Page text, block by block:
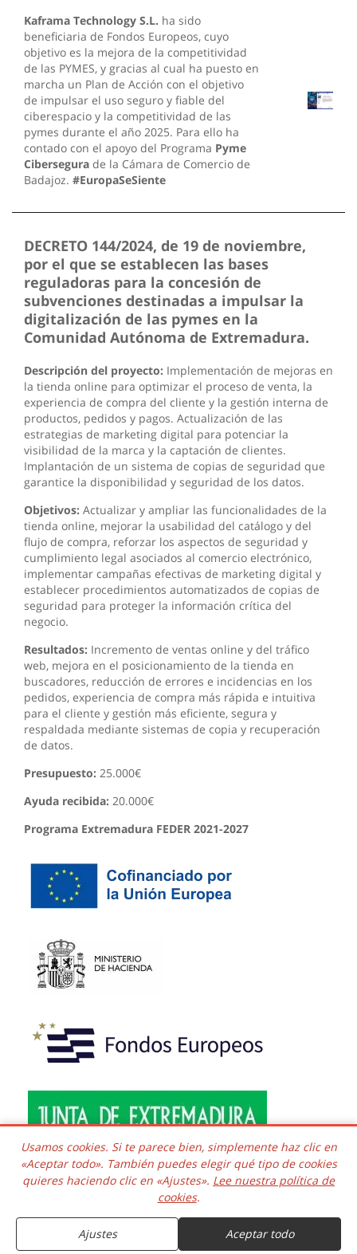
Kaframa Technology S.L. ha sido
beneficiaria de Fondos Europeos, cuyo
objetivo es la mejora de la competitividad
de las PYMES, y gracias al cual ha puesto en
marcha un Plan de Acción con el objetivo
de impulsar el uso seguro y fiable del
ciberespacio y la competitividad de las
pymes durante el año 2025. Para ello ha
contado con el apoyo del Programa Pyme
Cibersegura de la Cámara de Comercio de
Badajoz. #EuropaSeSiente
DECRETO 144/2024, de 19 de noviembre,
por el que se establecen las bases
reguladoras para la concesión de
subvenciones destinadas a impulsar la
digitalización de las pymes en la
Comunidad Autónoma de Extremadura.
Descripción del proyecto: Implementación de mejoras en
la tienda online para optimizar el proceso de venta, la
experiencia de compra del cliente y la gestión interna de
productos, pedidos y pagos. Actualización de las
estrategias de marketing digital para potenciar la
visibilidad de la marca y la captación de clientes.
Implantación de un sistema de copias de seguridad que
garantice la disponibilidad y seguridad de los datos.
Objetivos: Actualizar y ampliar las funcionalidades de la
tienda online, mejorar la usabilidad del catálogo y del
flujo de compra, reforzar los aspectos de seguridad y
cumplimiento legal asociados al comercio electrónico,
implementar campañas efectivas de marketing digital y
establecer procedimientos automatizados de copias de
seguridad para proteger la información crítica del
negocio.
Resultados: Incremento de ventas online y del tráfico
web, mejora en el posicionamiento de la tienda en
buscadores, reducción de errores e incidencias en los
pedidos, experiencia de compra más rápida e intuitiva
para el cliente y gestión más eficiente, segura y
respaldada mediante sistemas de copia y recuperación
de datos.
Presupuesto: 25.000€
Ayuda recibida: 20.000€
Programa Extremadura FEDER 2021-2027
Copyright © 2016 - 2026 Todos los derechos reservados.
Desarrollado e integrado
Kaframa Technology SL CIF B06758361. Poligono el Nevero
complejo Inmuba Albatros, Manzana 6 Nave 9, 06006,
Badajoz. ESPAÑA.
Usamos cookies. Si te parece bien, simplemente haz clic en
«Aceptar todo». También puedes elegir qué tipo de cookies
quieres haciendo clic en «Ajustes». Lee nuestra política de
cookies.
Ajustes Aceptar todo